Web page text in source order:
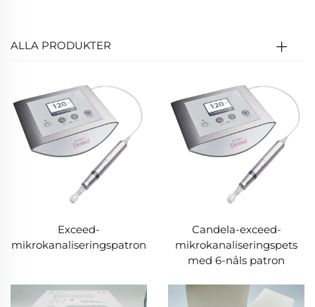
ALLA PRODUKTER
Exceed-
mikrokanaliseringspatron
Candela-exceed-
mikrokanaliseringspets
med 6-nåls patron